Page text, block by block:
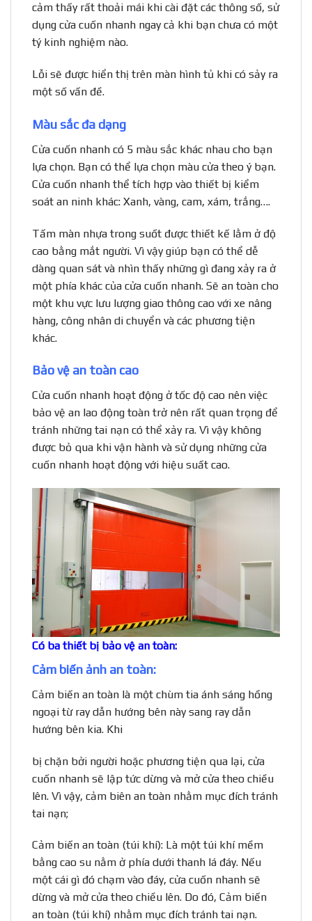
cảm thấy rất thoải mái khi cài đặt các thông số, sử
dụng cửa cuốn nhanh ngay cả khi bạn chưa có một
tý kinh nghiệm nào.
Lỗi sẽ được hiển thị trên màn hình tủ khi có sảy ra
một số vấn đề.
Màu sắc đa dạng
Cửa cuốn nhanh có 5 màu sắc khác nhau cho bạn
lựa chọn. Bạn có thể lựa chọn màu cửa theo ý bạn.
Cửa cuốn nhanh thể tích hợp vào thiết bị kiểm
soát an ninh khác: Xanh, vàng, cam, xám, trắng….
Tấm màn nhựa trong suốt được thiết kế lằm ở độ
cao bằng mắt người. Vì vậy giúp bạn có thể dễ
dàng quan sát và nhìn thấy những gì đang xảy ra ở
một phía khác của cửa cuốn nhanh. Sẽ an toàn cho
một khu vực lưu lượng giao thông cao với xe nâng
hàng, công nhân di chuyển và các phương tiện
khác.
Bảo vệ an toàn cao
Cửa cuốn nhanh hoạt động ở tốc độ cao nên việc
bảo vệ an lao động toàn trở nên rất quan trọng để
tránh những tai nạn có thể xảy ra. Vì vậy không
được bỏ qua khi vận hành và sử dụng những cửa
cuốn nhanh hoạt động với hiệu suất cao.
Có ba thiết bị bảo vệ an toàn:
Cảm biến ảnh an toàn:
Cảm biến an toàn là một chùm tia ánh sáng hồng
ngoại từ ray dẫn hướng bên này sang ray dẫn
hướng bên kia. Khi
bị chặn bởi người hoặc phương tiện qua lại, cửa
cuốn nhanh sẽ lập tức dừng và mở cửa theo chiều
lên. Vì vậy, cảm biên an toàn nhằm mục đích tránh
tai nạn;
Cảm biến an toàn (túi khí): Là một túi khí mềm
bằng cao su nằm ở phía dưới thanh lá đáy. Nếu
một cái gì đó chạm vào đáy, cửa cuốn nhanh sẽ
dừng và mở cửa theo chiều lên. Do đó, Cảm biến
an toàn (túi khí) nhằm mục đích tránh tai nạn.